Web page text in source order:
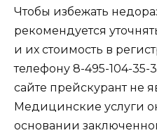
Чтобы избежать
рекомендуется
и их стоимость в
телефону 8-495-104-
сайте прейскурант не
Медицинские услуги
основании